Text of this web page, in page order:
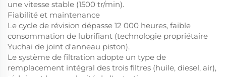
une vitesse stable (1500 tr/min).
Fiabilité et maintenance
Le cycle de révision dépasse 12 000 heures, faible
consommation de lubrifiant (technologie propriétaire
Yuchai de joint d'anneau piston).
Le système de filtration adopte un type de
remplacement intégral des trois filtres (huile, diesel, air),